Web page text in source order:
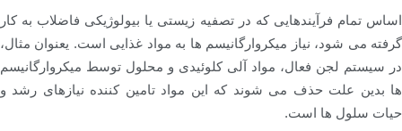
اساس تمام فرآیندهایی که در تصفیه زیستی یا بیولوژیکی فاضلاب به کار
گرفته می شود، نیاز میکروارگانیسم ها به مواد غذایی است. یعنوان مثال،
در سیستم لجن فعال، مواد آلی کلوئیدی و محلول توسط میکروارگانیسم
ها بدین علت حذف می شوند که این مواد تامین کننده نیازهای رشد و
حیات سلول ها است.